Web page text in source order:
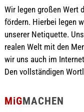
Wir legen großen Wert
fördern. Hierbei legen
unserer Netiquette.
realen Welt mit den
wir uns auch im
Den vollständigen
MiGMACHEN